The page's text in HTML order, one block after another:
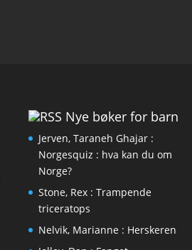
Nye bøker for barn
Jerven, Taraneh Ghajar :
Norgesquiz : hva kan du om
Norge?
Stone, Rex : Trampende
triceratops
Nelvik, Marianne : Herskeren